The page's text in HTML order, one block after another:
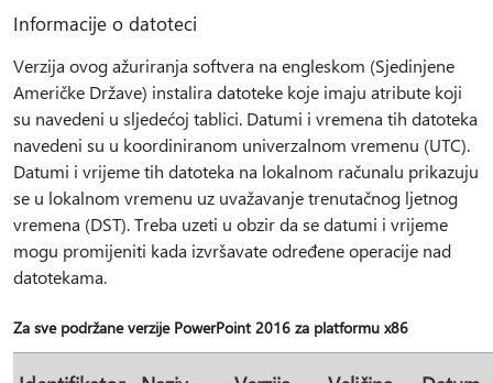
Informacije o datoteci
Verzija ovog ažuriranja softvera na engleskom (Sjedinjene
Američke Države) instalira datoteke koje imaju atribute koji
su navedeni u sljedećoj tablici. Datumi i vremena tih datoteka
navedeni su u koordiniranom univerzalnom vremenu (UTC).
Datumi i vrijeme tih datoteka na lokalnom računalu prikazuju
se u lokalnom vremenu uz uvažavanje trenutačnog ljetnog
vremena (DST). Treba uzeti u obzir da se datumi i vrijeme
mogu promijeniti kada izvršavate određene operacije nad
datotekama.
Za sve podržane verzije PowerPoint 2016 za platformu x86